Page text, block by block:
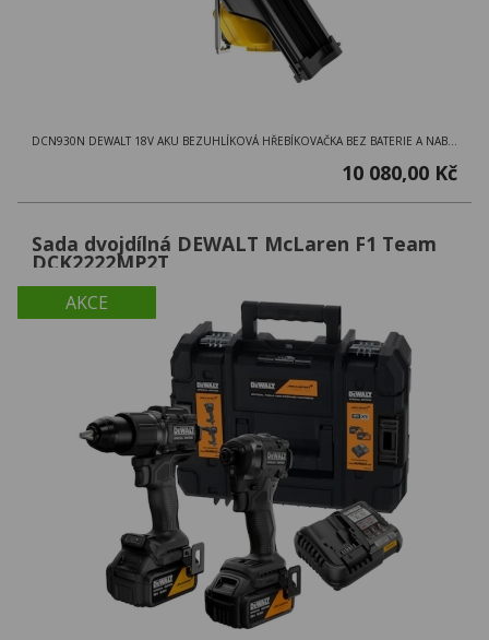
DCN930N DEWALT 18V AKU BEZUHLÍKOVÁ HŘEBÍKOVAČKA BEZ BATERIE A NABÍJEČKY
10 080,00 Kč
AKCE
Sada dvojdílná DEWALT McLaren F1 Team
DCK2222MP2T